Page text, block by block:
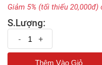
Giảm 5% (tối thiếu 20,000đ)
S.Lượng:
- +